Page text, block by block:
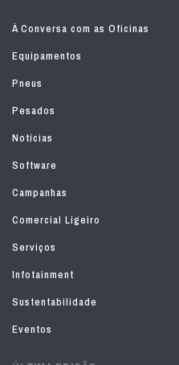
À Conversa com as Oficinas
Equipamentos
Pneus
Pesados
Notícias
Software
Campanhas
Comercial Ligeiro
Serviços
Infotainment
Sustentabilidade
Eventos